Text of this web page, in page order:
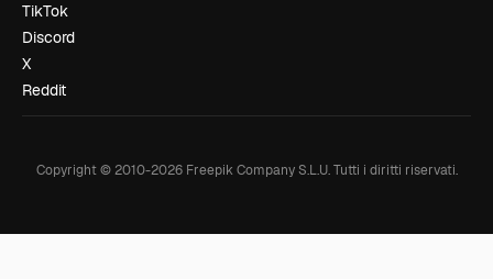
TikTok
Discord
X
Reddit
Copyright © 2010-2026Freepik Company S.L.U. Tutti i diritti riservati.